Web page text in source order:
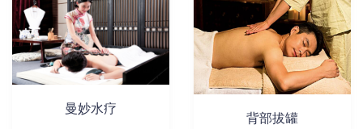
曼妙水疗
背部拔罐